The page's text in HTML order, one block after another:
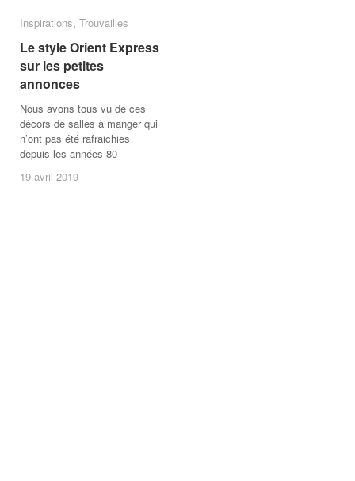
Inspirations, Trouvailles
Le style Orient Express
sur les petites
annonces
Nous avons tous vu de ces
décors de salles à manger qui
n’ont pas été rafraichies
depuis les années 80
19 avril 2019
Inspirations Trouvailles
Le style Orient Express
sur les petites
annonces
19 avril 2019